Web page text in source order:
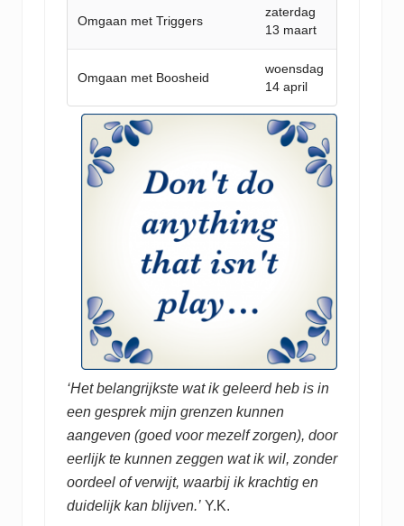
Omgaan met Triggers
zaterdag
13 maart
Omgaan met Boosheid
woensdag
14 april
‘Het belangrijkste wat ik geleerd heb is in
een gesprek mijn grenzen kunnen
aangeven (goed voor mezelf zorgen), door
eerlijk te kunnen zeggen wat ik wil, zonder
oordeel of verwijt, waarbij ik krachtig en
duidelijk kan blijven.’ Y.K.